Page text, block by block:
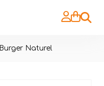
Burger Naturel